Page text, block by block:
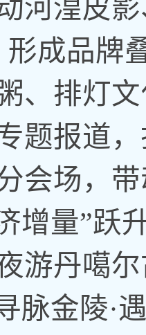
河湟皮
形成品牌
、排灯
题报道
会场，
增量”跃
游丹噶
脉金陵·